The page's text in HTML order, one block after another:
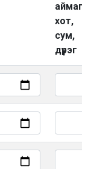
аймаг,
хот,
сум,
дүүрэг